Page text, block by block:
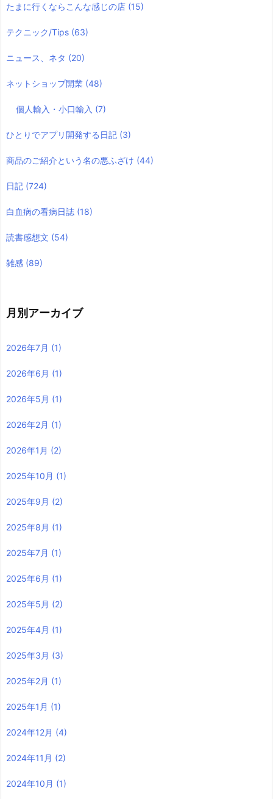
たまに行くならこんな感じの店 (15)
テクニック/Tips (63)
ニュース、ネタ (20)
ネットショップ開業 (48)
個人輸入・小口輸入 (7)
ひとりでアプリ開発する日記 (3)
商品のご紹介という名の悪ふざけ (44)
日記 (724)
白血病の看病日誌 (18)
読書感想文 (54)
雑感 (89)
月別アーカイブ
2026年7月 (1)
2026年6月 (1)
2026年5月 (1)
2026年2月 (1)
2026年1月 (2)
2025年10月 (1)
2025年9月 (2)
2025年8月 (1)
2025年7月 (1)
2025年6月 (1)
2025年5月 (2)
2025年4月 (1)
2025年3月 (3)
2025年2月 (1)
2025年1月 (1)
2024年12月 (4)
2024年11月 (2)
2024年10月 (1)